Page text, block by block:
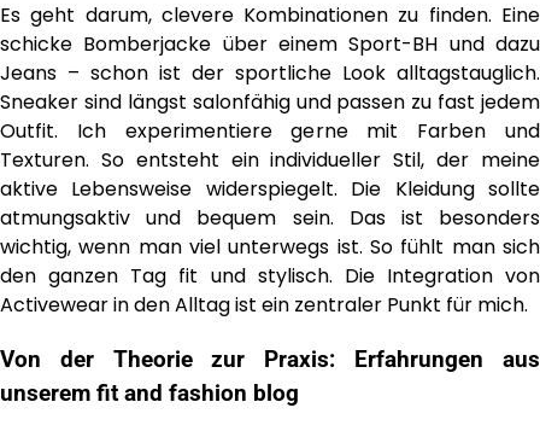
Es geht darum, clevere Kombinationen zu finden. Eine
schicke Bomberjacke über einem Sport-BH und dazu
Jeans – schon ist der sportliche Look alltagstauglich.
Sneaker sind längst salonfähig und passen zu fast jedem
Outfit. Ich experimentiere gerne mit Farben und
Texturen. So entsteht ein individueller Stil, der meine
aktive Lebensweise widerspiegelt. Die Kleidung sollte
atmungsaktiv und bequem sein. Das ist besonders
wichtig, wenn man viel unterwegs ist. So fühlt man sich
den ganzen Tag fit und stylisch. Die Integration von
Activewear in den Alltag ist ein zentraler Punkt für mich.
Von der Theorie zur Praxis: Erfahrungen aus
unserem fit and fashion blog